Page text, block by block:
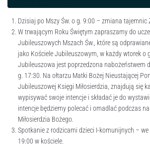
Dzisiaj po Mszy Św. o g. 9:00 – zmiana tajemnic
W trwającym Roku Świętym zapraszamy do
Jubileuszowych Mszach Św., które są
jako Kościele Jubileuszowym, w każdy wtorek o
Jubileuszowa jest poprzedzona nabożeństwem
g. 17:30. Na ołtarzu Matki Bożej Nieustającej
Jubileuszowej Księgi Miłosierdzia, znajdują się
wypisywać swoje intencje i składać je do
intencje będziemy polecać i omadlać podczas
Miłosierdzia Bożego.
Spotkanie z rodzicami dzieci I-komunijnych – we
19:00 w kościele.